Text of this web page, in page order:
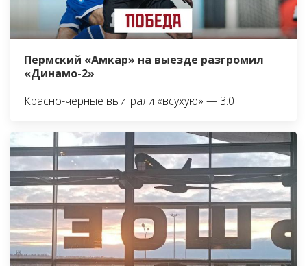
Пермский «Амкар» на выезде разгромил
«Динамо-2»
Красно-чёрные выиграли «всухую» — 3:0